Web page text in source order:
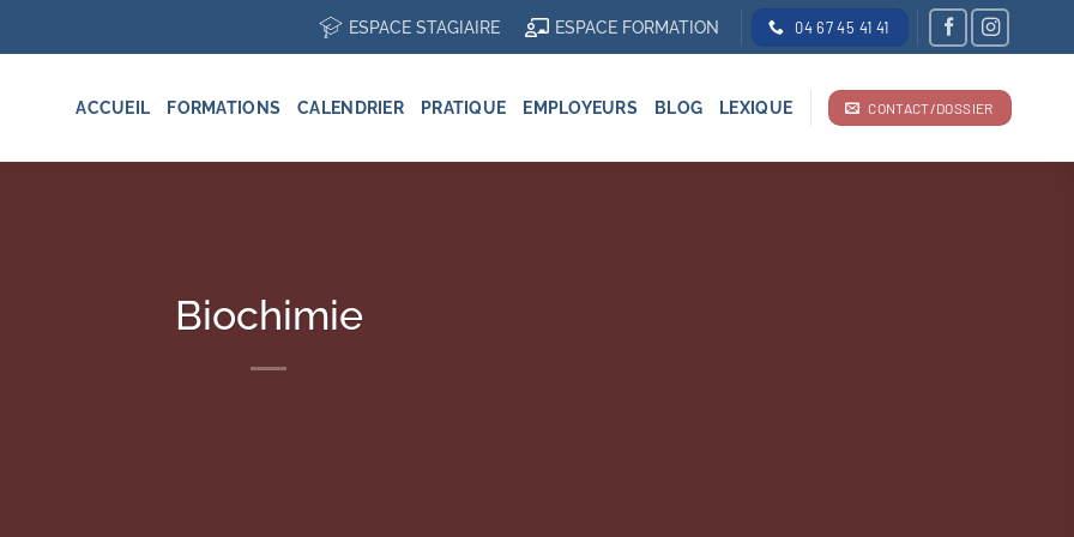
ESPACE STAGIAIRE ESPACE FORMATION 04 67 45 41 41
ACCUEIL FORMATIONS CALENDRIER PRATIQUE EMPLOYEURS BLOG LEXIQUE CONTACT/DOSSIER
Biochimie